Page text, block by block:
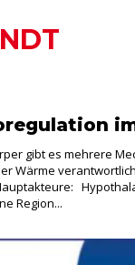
gibt es mehrere
Wärme
Region...